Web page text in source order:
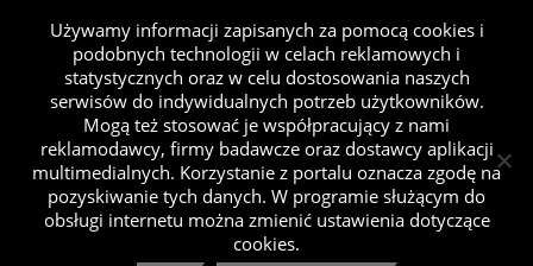
Używamy informacji zapisanych za pomocą cookies i
podobnych technologii w celach reklamowych i
statystycznych oraz w celu dostosowania naszych
serwisów do indywidualnych potrzeb użytkowników.
Mogą też stosować je współpracujący z nami
reklamodawcy, firmy badawcze oraz dostawcy aplikacji
multimedialnych. Korzystanie z portalu oznacza zgodę na
pozyskiwanie tych danych. W programie służącym do
obsługi internetu można zmienić ustawienia dotyczące
cookies.